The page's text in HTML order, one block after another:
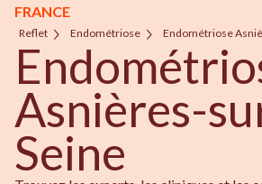
FRANCE
Reflet Endométriose Endométriose
Asnières-
Seine